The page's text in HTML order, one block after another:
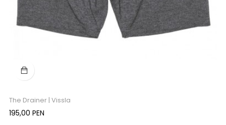
The Drainer | Vissla
Precio
195,00 PEN